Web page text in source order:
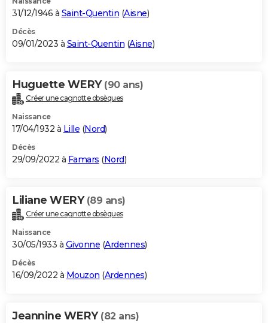
31/12/1946 à Saint-Quentin (Aisne)
Décès
09/01/2023 à Saint-Quentin (Aisne)
Huguette WERY (90 ans)
Créer une cagnotte obsèques
Naissance
17/04/1932 à Lille (Nord)
Décès
29/09/2022 à Famars (Nord)
Liliane WERY (89 ans)
Créer une cagnotte obsèques
Naissance
30/05/1933 à Givonne (Ardennes)
Décès
16/09/2022 à Mouzon (Ardennes)
Jeannine WERY (82 ans)